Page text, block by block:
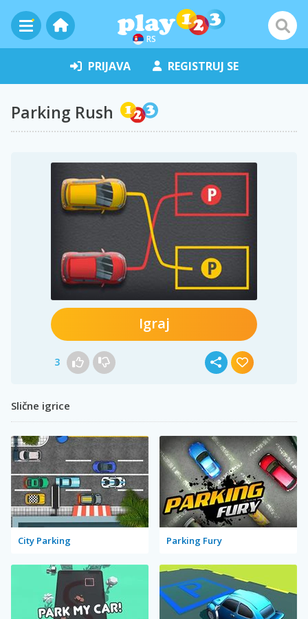
RS
PRIJAVA REGISTRUJ SE
Parking Rush
Igraj
3
Slične igrice
City Parking Parking Fury